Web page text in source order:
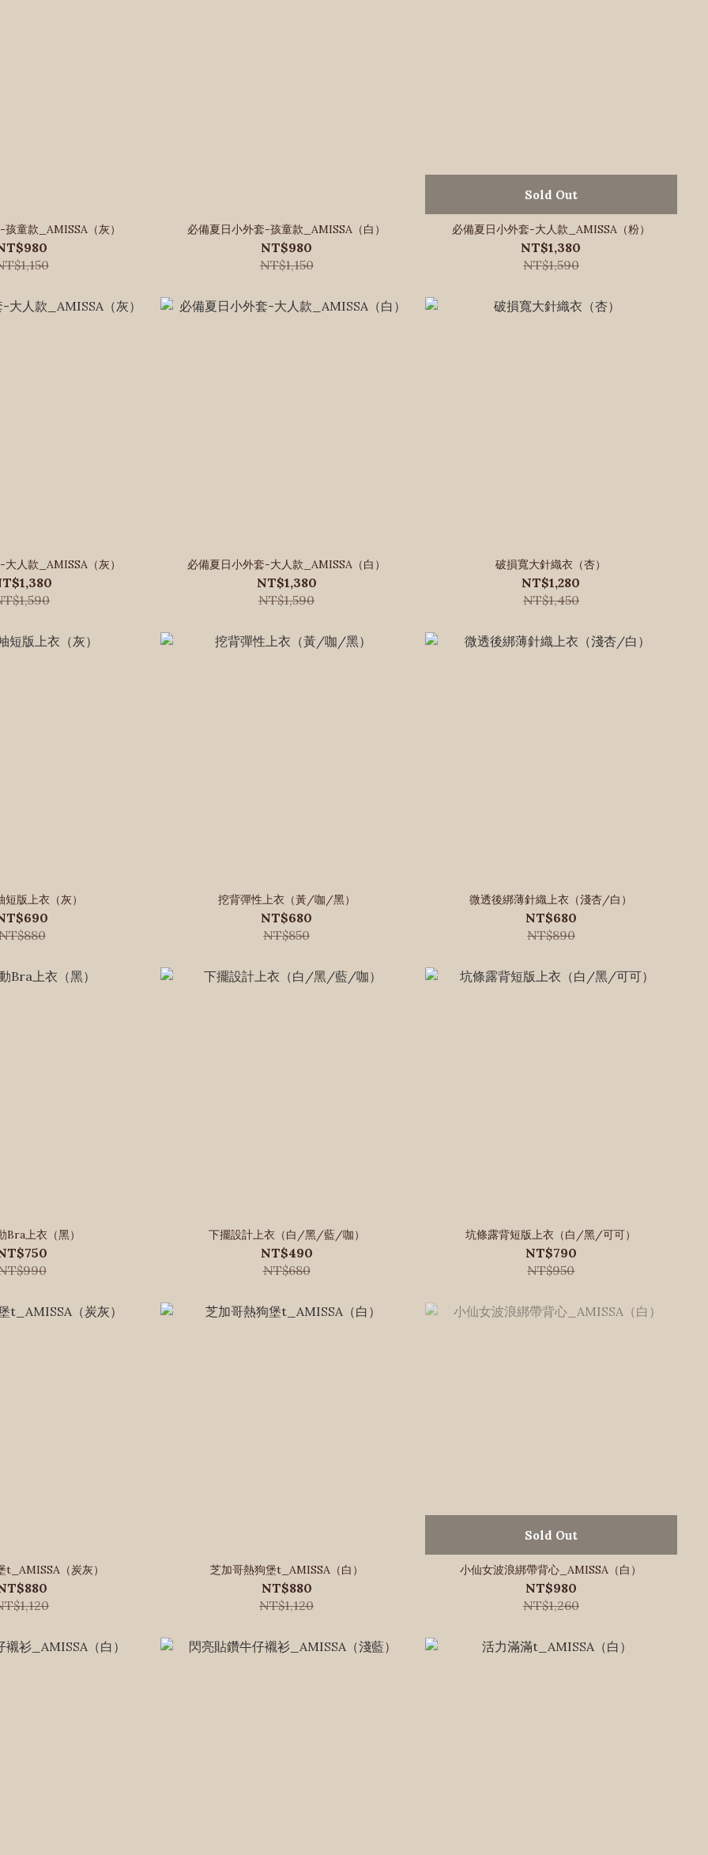
童款_AMISSA（灰） 必備夏日小外套-孩童款_AMISSA（白）
NT$980
NT$1,150
Sold Out
必備夏日小外套-大人款_AMISSA（粉）
NT$1,380
NT$1,590
人款_AMISSA（灰） 必備夏日小外套-大人款_AMISSA（白）
NT$1,380
NT$1,590
破損寬大針織衣（杏）
NT$1,280
NT$1,450
版上衣（灰） 挖背彈性上衣（黃/咖/黑）
NT$680
NT$850
微透後綁薄針織上衣（淺杏/白）
NT$680
NT$890
Bra上衣（黑） 下擺設計上衣（白/黑/藍/咖）
NT$490
NT$680
坑條露背短版上衣（白/黑/可可）
NT$790
NT$950
t_AMISSA（炭灰） 芝加哥熱狗堡t_AMISSA（白）
NT$880
NT$1,120
Sold Out
小仙女波浪綁帶背心_AMISSA（白）
NT$980
NT$1,260